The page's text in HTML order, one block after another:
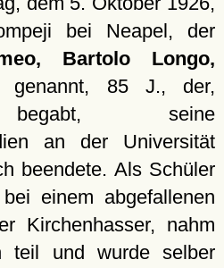
bei Neapel, der
Bartolo Longo,
genannt, 85 J., der,
seine
an der Universität
beendete. Als Schüler
einem abgefallenen
Kirchenhasser, nahm
teil und wurde selber